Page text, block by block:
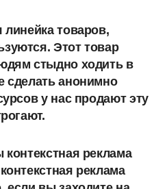
линейка товаров,
Этот товар
стыдно ходить в
сделать анонимно
у нас продают эту
контекстная реклама
реклама